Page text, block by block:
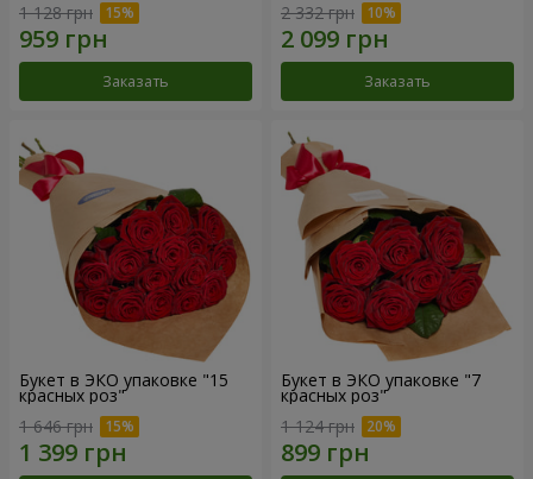
1 128 грн
Заказать
2 332 грн
Заказать
Букет в ЭКО упаковке "15
красных роз"
1 646 грн
Букет в ЭКО упаковке "7
красных роз"
1 124 грн